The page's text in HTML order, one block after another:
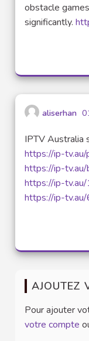
obstacle
significantly.
aliserhan
IPTV Australia
https://ip-tv.au/
https://ip-tv.au/
https://ip-
https://ip-
AJOUTEZ
Pour ajouter
votre compte